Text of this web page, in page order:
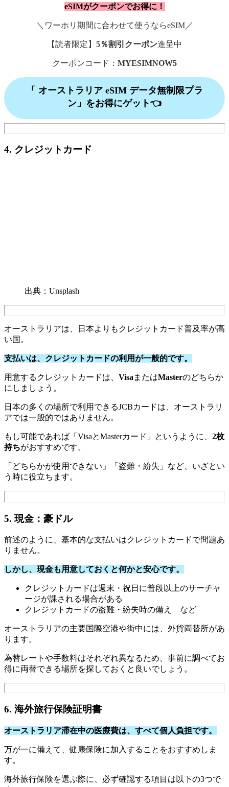
eSIMがクーポンでお得に！
＼ワーホリ期間に合わせて使うならeSIM／
【読者限定】 5％割引クーポン進呈中
クーポンコード： MYESIMNOW5
「 オーストラリア eSIM データ無制限プラ
ン」をお得にゲット👈
4. クレジットカード
出典：Unsplash
オーストラリアは、日本よりもクレジットカード普及率が高
い国。
支払いは、クレジットカードの利用が一般的です。
用意するクレジットカードは、 Visa またはMasterのどちらか
にしましょう。
日本の多くの場所で利用できるJCBカードは、オーストラリ
アでは一般的ではありません。
もし可能であれば「VisaとMasterカード」というように、 2枚
持ちがおすすめです。
「どちらかが使用できない」「盗難・紛失」など、いざとい
う時に役立ちます。
5. 現金：豪ドル
前述のように、基本的な支払いはクレジットカードで問題あ
りません。
しかし、現金も用意しておくと何かと安心です。
クレジットカードは週末・祝日に普段以上のサーチャ
ージが課される場合がある
クレジットカードの盗難・紛失時の備え など
オーストラリアの主要国際空港や街中には、外貨両替所があ
ります。
為替レートや手数料はそれぞれ異なるため、事前に調べてお
得に両替できる場所を探しておくと良いでしょう。
6. 海外旅行保険証明書
オーストラリア滞在中の医療費は、すべて個人負担です。
万が一に備えて、健康保険に加入することをおすすめしま
す。
海外旅行保険を選ぶ際に、必ず確認する項目は以下の3つで